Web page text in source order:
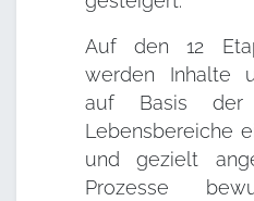
Auf den 12
werden Inhalte
auf Basis der
Lebensbereiche
und gezielt
Prozesse